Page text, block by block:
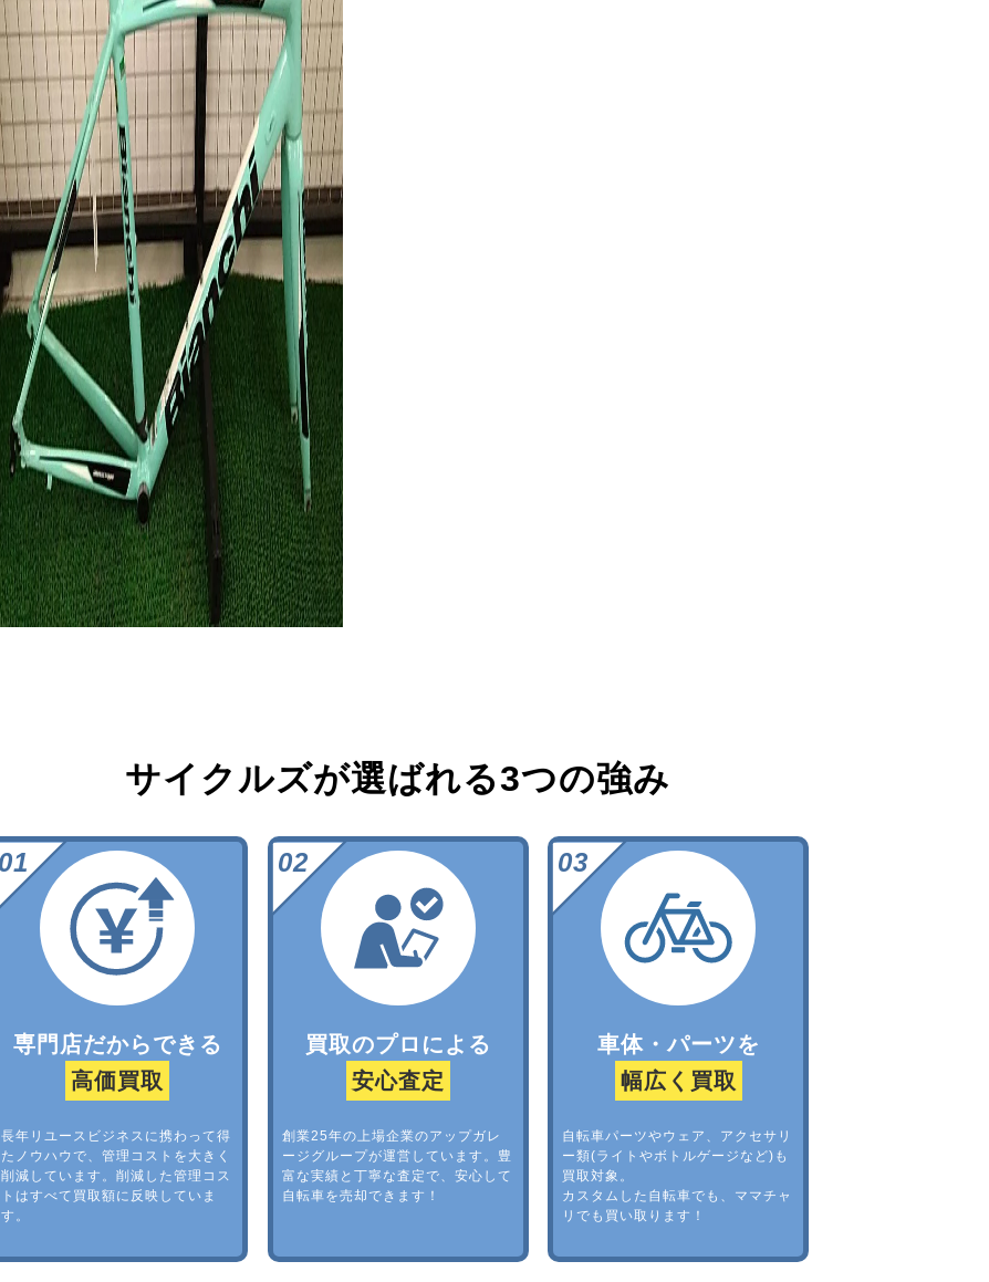
サイクルズが選ばれる3つの強み
専門店だからできる
高価買取
長年リユースビジネスに携わって得
たノウハウで、管理コストを大きく
削減しています。削減した管理コス
トはすべて買取額に反映していま
す。
買取のプロによる
安心査定
創業25年の上場企業のアップガレ
ージグループが運営しています。豊
富な実績と丁寧な査定で、安心して
自転車を売却できます！
車体・パーツを
幅広く買取
自転車パーツやウェア、アクセサリ
ー類(ライトやボトルゲージなど)も
買取対象。
カスタムした自転車でも、ママチャ
リでも買い取ります！